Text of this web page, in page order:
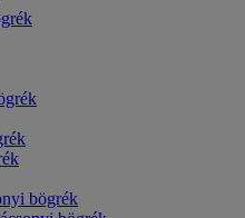
bögrék